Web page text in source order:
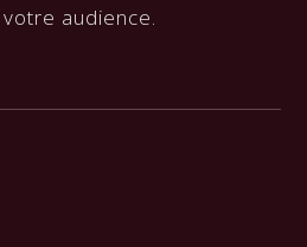
audience.